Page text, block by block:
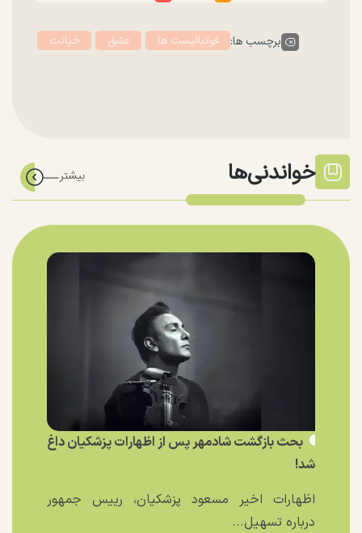
برچسب ها: فوتبالیست ها عشق خیانت
خواندنی‌ها
بحث بازگشت شادمهر پس از اظهارات پزشکیان داغ
شد!
اظهارات اخیر مسعود پزشکیان، رییس جمهور
درباره تسهیل...